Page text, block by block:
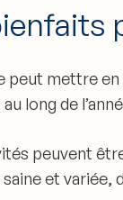
peut mettre
long de
peuvent
et variée,